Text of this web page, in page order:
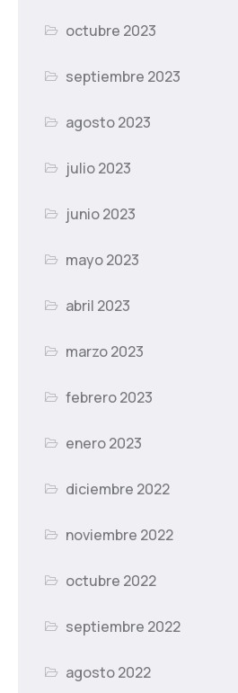
octubre 2023
septiembre 2023
agosto 2023
julio 2023
junio 2023
mayo 2023
abril 2023
marzo 2023
febrero 2023
enero 2023
diciembre 2022
noviembre 2022
octubre 2022
septiembre 2022
agosto 2022